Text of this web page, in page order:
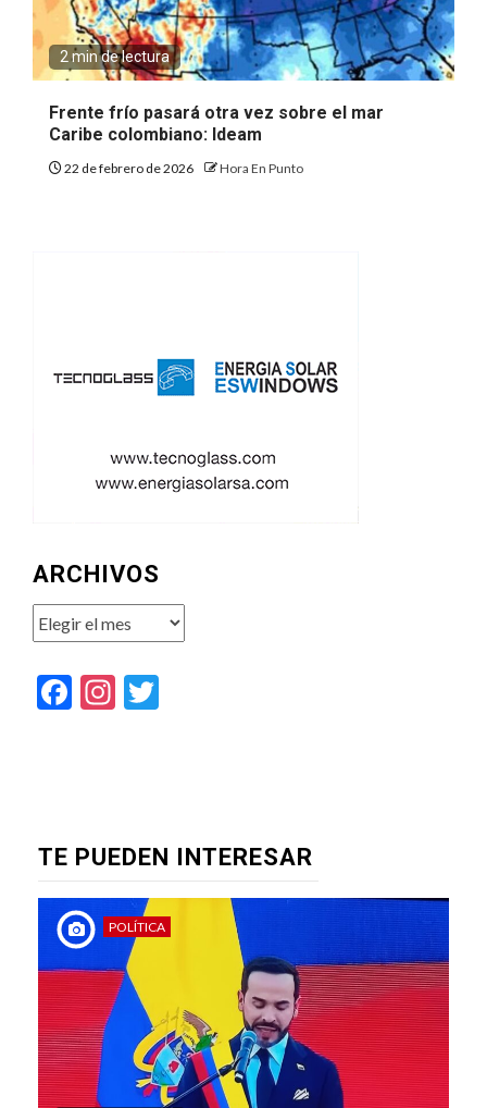
2 min de lectura
Frente frío pasará otra vez sobre el mar
Caribe colombiano: Ideam
22 de febrero de 2026 Hora En Punto
ARCHIVOS
Archivos
Facebook
Instagram
TE PUEDEN INTERESAR
POLÍTICA